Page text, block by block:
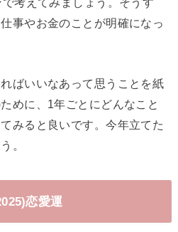
事やお金のことが明確になっ
ばいいなあって思うことを紙
めに、1年ごとにどんなこと
みると良いです。今年立てた
。
恋愛運